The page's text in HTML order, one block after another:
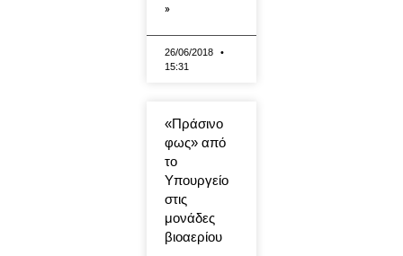
»
26/06/2018
15:31
«Πράσινο
φως» από
το
Υπουργείο
στις
μονάδες
βιοαερίου